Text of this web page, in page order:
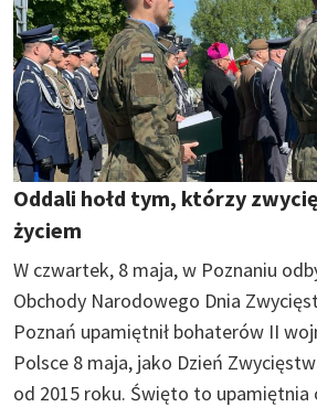
Oddali hołd tym, którzy
życiem
W czwartek, 8 maja, w Poznaniu
Obchody Narodowego Dnia
Poznań upamiętnił bohaterów II
Polsce 8 maja, jako Dzień
od 2015 roku. Święto to upamiętnia